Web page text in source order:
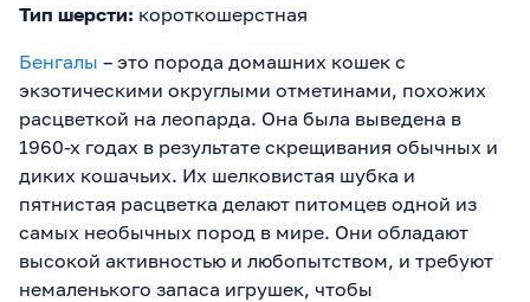
Тип шерсти: короткошерстная
Бенгалы – это порода домашних кошек с
экзотическими округлыми отметинами, похожих
расцветкой на леопарда. Она была выведена в
1960-х годах в результате скрещивания обычных и
диких кошачьих. Их шелковистая шубка и
пятнистая расцветка делают питомцев одной из
самых необычных пород в мире. Они обладают
высокой активностью и любопытством, и требуют
немаленького запаса игрушек, чтобы